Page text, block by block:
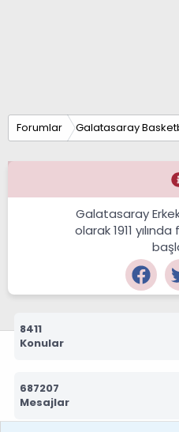
Forumlar Galatasaray
Galatasaray
olarak 1911
8411
Konular
687207
Mesajlar